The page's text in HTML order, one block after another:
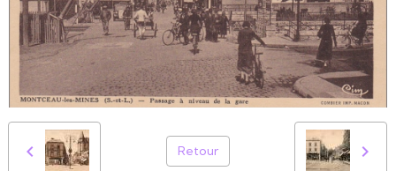
Retour